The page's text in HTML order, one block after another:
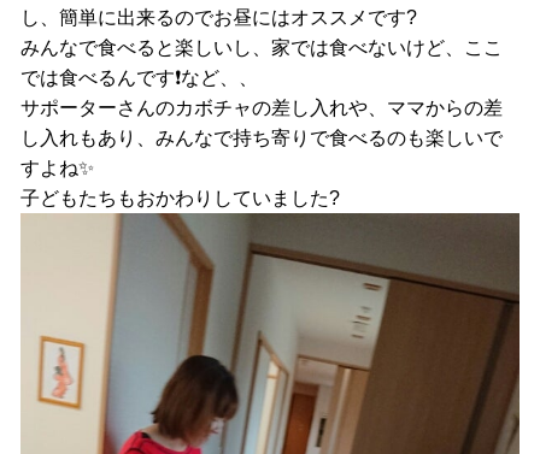
し、簡単に出来るのでお昼にはオススメです?
みんなで食べると楽しいし、家では食べないけど、ここ
では食べるんです❗など、、
サポーターさんのカボチャの差し入れや、ママからの差
し入れもあり、みんなで持ち寄りで食べるのも楽しいで
すよね✨
子どもたちもおかわりしていました?